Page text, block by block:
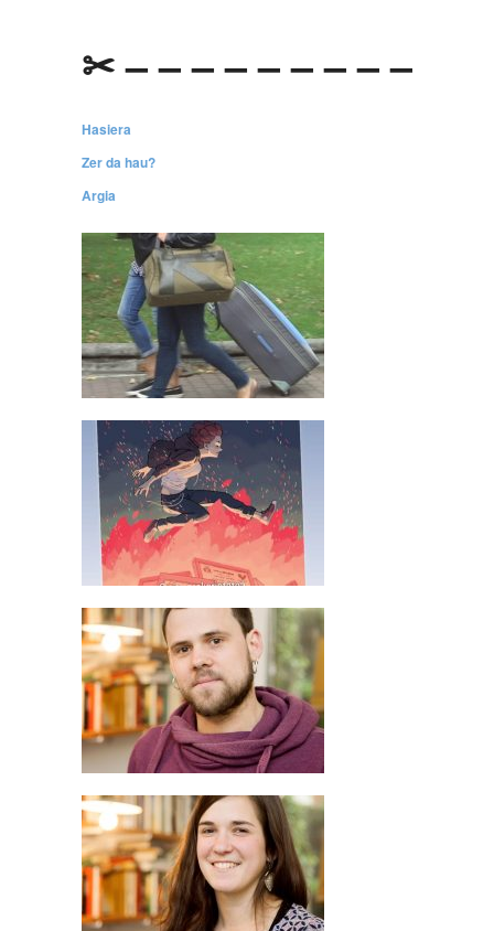
✂ – – – – – – – – –
Hasiera
Zer da hau?
Argia